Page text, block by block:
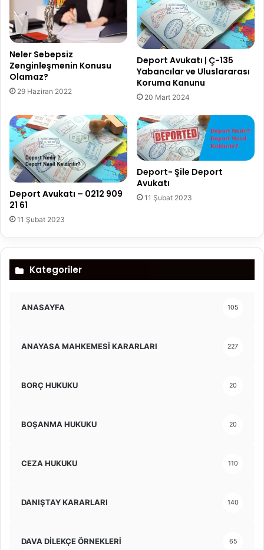
Neler Sebepsiz
Zenginleşmenin Konusu
Olamaz?
29 Haziran 2022
Deport Avukatı | Ç-135
Yabancılar ve Uluslararası
Koruma Kanunu
20 Mart 2024
Deport Avukatı – 0212 909
21 61
11 Şubat 2023
Deport- Şile Deport
Avukatı
11 Şubat 2023
Kategoriler
ANASAYFA 105
ANAYASA MAHKEMESİ KARARLARI 227
BORÇ HUKUKU 20
BOŞANMA HUKUKU 20
CEZA HUKUKU 110
DANIŞTAY KARARLARI 140
DAVA DİLEKÇE ÖRNEKLERİ 65